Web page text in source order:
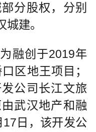
分股权，分别
建。
融创于2019年
区地王项目；
公司长江文旅
武汉地产和融
日，该开发公